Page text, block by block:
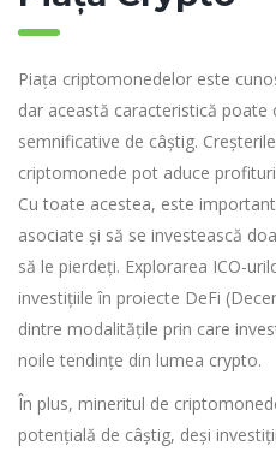
Piața criptomonedelor este
dar această caracteristică
semnificative de câștig.
criptomonede pot aduce
Cu toate acestea, este
asociate și să se investească
să le pierdeți. Explorarea ICO-
investițiile în proiecte DeFi
dintre modalitățile prin care
noile tendințe din lumea crypto.
În plus, mineritul de
potențială de câștig, deși